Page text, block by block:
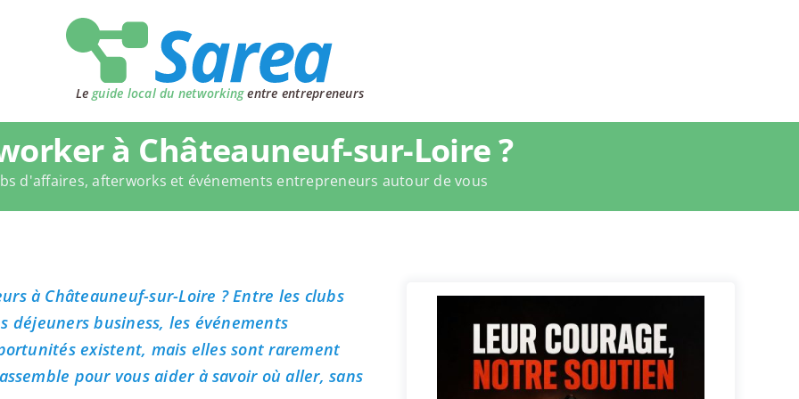
Le guide local du networkingentre entrepreneurs
à Châteauneuf-sur-Loire ?
d'affaires, afterworks et événements entrepreneurs autour de vous
à Châteauneuf-sur-Loire ? Entre les clubs
déjeuners business, les événements
existent, mais elles sont rarement
pour vous aider à savoir où aller, sans